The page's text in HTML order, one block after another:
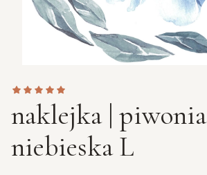
naklejka | piwonia
niebieska L